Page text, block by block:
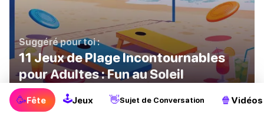
Suggéré pour toi :
11 Jeux de Plage Incontournables
pour Adultes : Fun au Soleil
🥳Fête 🕹Jeux 👋Sujet de Conversation 🍿 Vidéos